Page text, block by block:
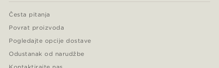
Česta pitanja
Povrat proizvoda
Pogledajte opcije dostave
Odustanak od narudžbe